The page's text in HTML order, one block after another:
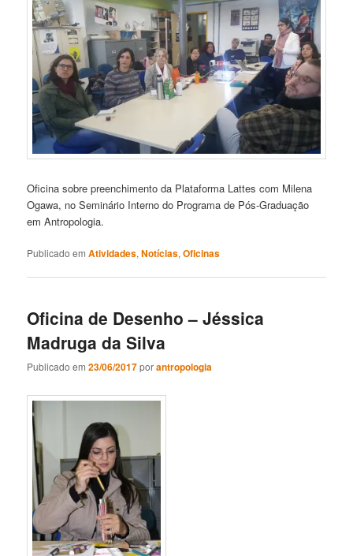
Oficina sobre preenchimento da Plataforma Lattes com Milena
Ogawa, no Seminário Interno do Programa de Pós-Graduação
em Antropologia.
Publicado em Atividades,Notícias,Oficinas
Oficina de Desenho – Jéssica
Madruga da Silva
Publicado em23/06/2017porantropologia